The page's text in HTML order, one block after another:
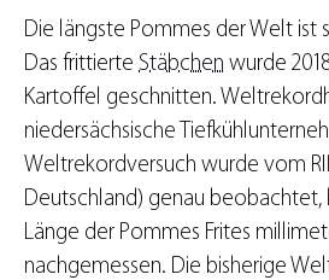
Die längste Pommes der Welt ist
Das frittierte Stäbchen wurde
Kartoffel geschnitten.
niedersächsische
Weltrekordversuch wurde vom
Deutschland) genau
Länge der Pommes Frites
nachgemessen. Die bisherige